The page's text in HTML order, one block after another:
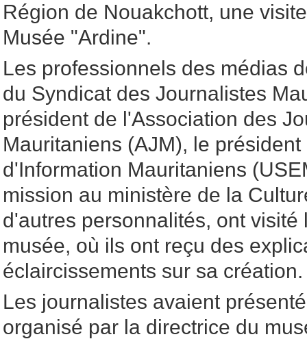
Région de Nouakchott, une
Musée "Ardine".
Les professionnels des médias
du Syndicat des Journalistes
président de l'Association des
Mauritaniens (AJM), le
d'Information Mauritaniens
mission au ministère de la
d'autres personnalités, ont visité
musée, où ils ont reçu des
éclaircissements sur sa création.
Les journalistes avaient
organisé par la directrice du